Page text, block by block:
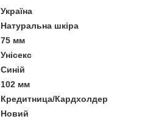
Україна
Натуральна шкіра
75 мм
Унісекс
Синій
102 мм
Кредитница/Кардхолдер
Новий